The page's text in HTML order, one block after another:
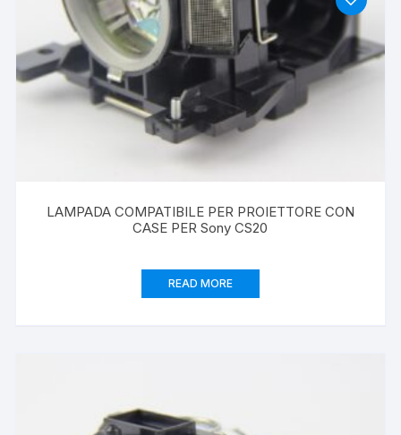
LAMPADA COMPATIBILE PER PROIETTORE CON
CASE PER Sony CS20
READ MORE